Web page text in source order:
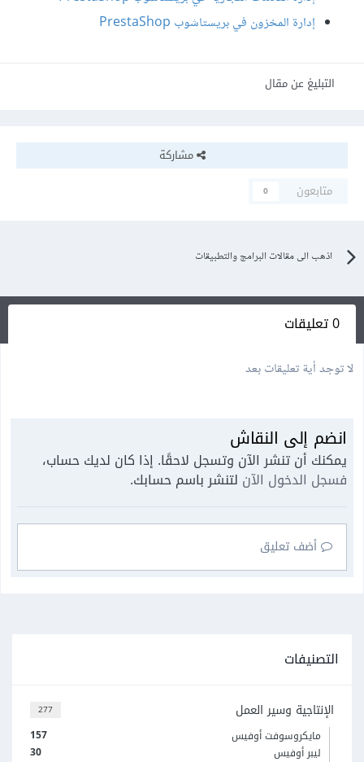
إدارة المخزون في بريستاشوب PrestaShop
التبليغ عن مقال
مشاركة
متابعون
0
اذهب الى مقالات البرامج والتطبيقات
0 تعليقات
لا توجد أية تعليقات بعد
انضم إلى النقاش
يمكنك أن تنشر الآن وتسجل لاحقًا. إذا كان لديك حساب،
فسجل الدخول الآن لتنشر باسم حسابك.
أضف تعليق
التصنيفات
277 الإنتاجية وسير العمل
157
مايكروسوفت أوفيس
30
ليبر أوفيس